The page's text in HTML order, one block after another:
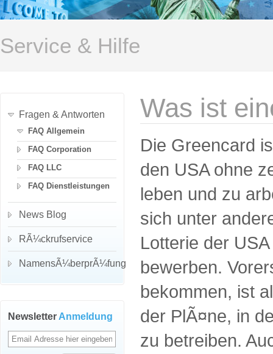
Service & Hilfe
Was ist
Die Greencard
den USA ohne
leben und zu
sich unter
Lotterie der
bewerben.
bekommen, ist
der PlÃ¤ne, in
zu betreiben.
Fragen & Antworten
FAQ Allgemein
FAQ Corporation
FAQ LLC
FAQ Dienstleistungen
News Blog
RÃ¼ckrufservice
NamensÃ¼berprÃ¼fung
Newsletter Anmeldung